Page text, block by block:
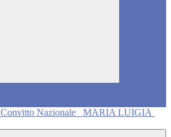
Convitto Nazionale
MARIA LUIGIA